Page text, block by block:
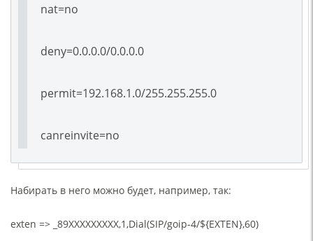
nat=no
deny=0.0.0.0/0.0.0.0
permit=192.168.1.0/255.255.255.0
canreinvite=no
Набирать в него можно будет, например, так:
exten => _89XXXXXXXXX,1,Dial(SIP/goip-4/${EXTEN},60)